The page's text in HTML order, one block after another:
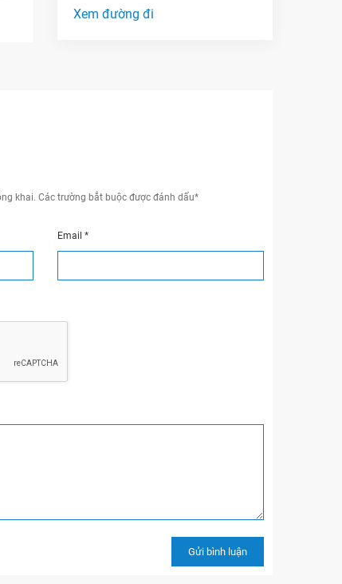
Xem đường đi
khai. Các trường bắt buộc được đánh dấu*
Email *